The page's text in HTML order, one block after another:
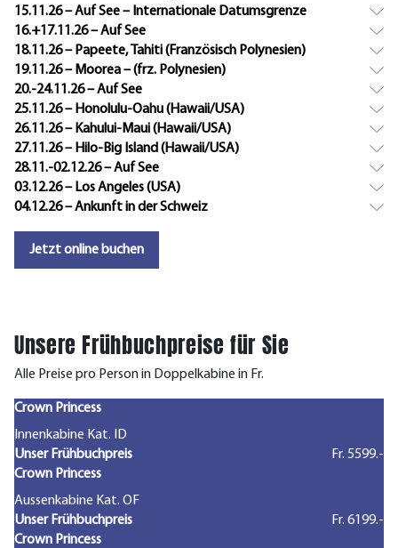
15.11.26 – Auf See – Internationale Datumsgrenze
16.+17.11.26 – Auf See
18.11.26 – Papeete, Tahiti (Französisch Polynesien)
19.11.26 – Moorea – (frz. Polynesien)
20.-24.11.26 – Auf See
25.11.26 – Honolulu-Oahu (Hawaii/USA)
26.11.26 – Kahului-Maui (Hawaii/USA)
27.11.26 – Hilo-Big Island (Hawaii/USA)
28.11.-02.12.26 – Auf See
03.12.26 – Los Angeles (USA)
04.12.26 – Ankunft in der Schweiz
Jetzt online buchen
Unsere Frühbuchpreise für Sie
Alle Preise pro Person in Doppelkabine in Fr.
Crown Princess
Innenkabine Kat. ID
Unser Frühbuchpreis
Fr. 5599.-
Crown Princess
Aussenkabine Kat. OF
Unser Frühbuchpreis
Fr. 6199.-
Crown Princess